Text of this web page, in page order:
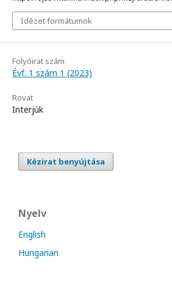
Idézet formátumok
Folyóirat szám
Évf. 1 szám 1 (2023)
Rovat
Interjúk
Kézirat benyújtása
Nyelv
English
Hungarian